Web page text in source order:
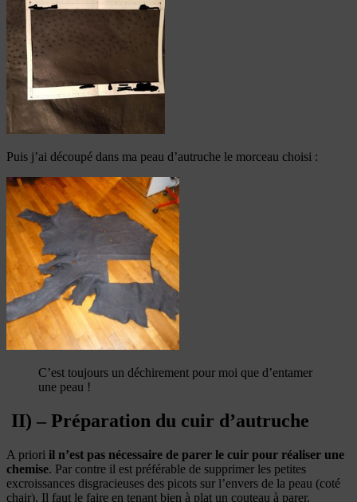
Puis j’ai découpé dans ma peau d’autruche le morceau choisi :
C’est toujours un déchirement pour moi que d’entamer
une peau !
II) – Préparation du cuir d’autruche
A priori il n’est pas nécessaire de parer le cuir pour réaliser une
chemise. Par contre il est préférable de supprimer les petites
excroissances disgracieuses des picots sur l’envers de la peau (coté
chair). Il faut le faire en tenant bien à plat un couteau à parer.